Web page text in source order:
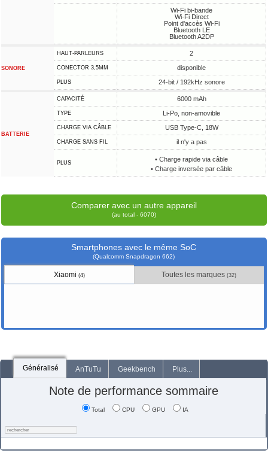
Wi-Fi bi-bande
Wi-Fi Direct
Point d'accès Wi-Fi
Bluetooth LE
Bluetooth A2DP
SONORE
HAUT-PARLEURS 2
CONECTOR 3,5MM disponible
PLUS 24-bit / 192kHz sonore
BATTERIE
CAPACITÉ 6000 mAh
TYPE Li-Po, non-amovible
CHARGE VIA CÂBLE USB Type-C, 18W
CHARGE SANS FIL il n'y a pas
PLUS
• Charge rapide via câble
• Charge inversée par câble
Comparer avec un autre appareil
(au total - 6070)
Smartphones avec le même SoC
(Qualcomm Snapdragon 662)
Xiaomi (4) Toutes les marques(32)
Généralisé AnTuTu Geekbench Plus...
Note de performance sommaire
Total CPU GPU IA